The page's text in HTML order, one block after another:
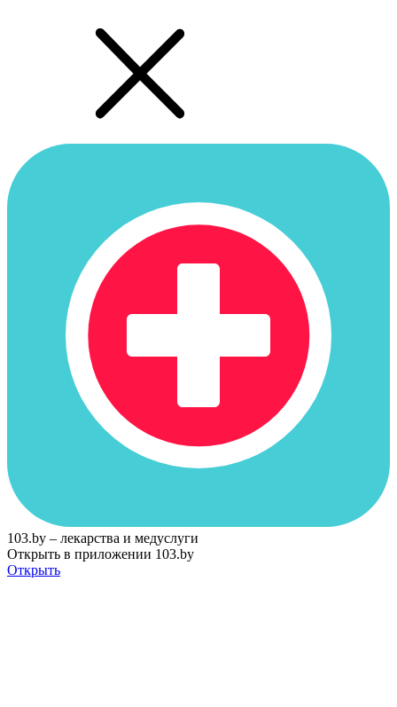
103.by – лекарства и медуслуги
Открыть в приложении 103.by
Открыть